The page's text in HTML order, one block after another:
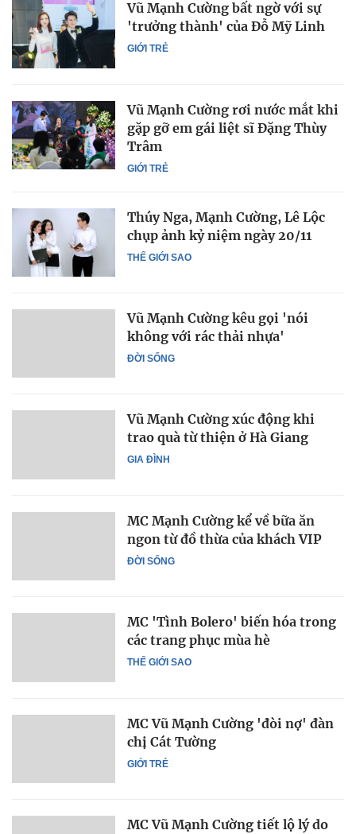
GIỚI TRẺ
Vũ Mạnh Cường bất ngờ với sự
'trưởng thành' của Đỗ Mỹ Linh
GIỚI TRẺ
Vũ Mạnh Cường rơi nước mắt khi
gặp gỡ em gái liệt sĩ Đặng Thùy
Trâm
THẾ GIỚI SAO
Thúy Nga, Mạnh Cường, Lê Lộc
chụp ảnh kỷ niệm ngày 20/11
ĐỜI SỐNG
Vũ Mạnh Cường kêu gọi 'nói
không với rác thải nhựa'
GIA ĐÌNH
Vũ Mạnh Cường xúc động khi
trao quà từ thiện ở Hà Giang
ĐỜI SỐNG
MC Mạnh Cường kể về bữa ăn
ngon từ đồ thừa của khách VIP
THẾ GIỚI SAO
MC 'Tình Bolero' biến hóa trong
các trang phục mùa hè
GIỚI TRẺ
MC Vũ Mạnh Cường 'đòi nợ' đàn
chị Cát Tường
MC Vũ Mạnh Cường tiết lộ lý do